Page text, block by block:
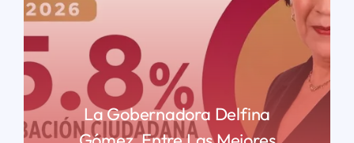
La Gobernadora Delfina